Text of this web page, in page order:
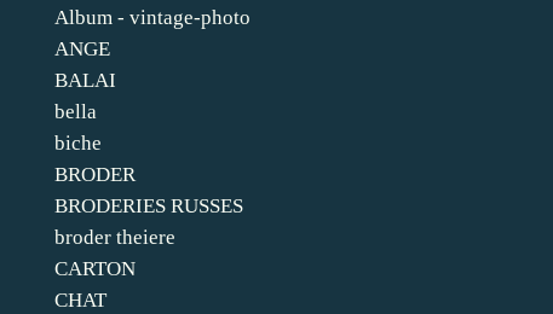
Album - vintage-photo
ANGE
BALAI
bella
biche
BRODER
BRODERIES RUSSES
broder theiere
CARTON
CHAT